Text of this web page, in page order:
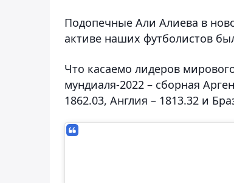
Подопечные Али Алиева в
активе наших футболистов
Что касаемо лидеров
мундиаля-2022 – сборная
1862.03, Англия – 1813.32 и